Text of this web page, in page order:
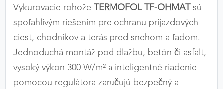
Vykurovacie rohože TERMOFOL TF-OHMATsú
spoľahlivým riešením pre ochranu príjazdových
ciest, chodníkov a terás pred snehom a ľadom.
Jednoduchá montáž pod dlažbu, betón či asfalt,
vysoký výkon 300 W/m² a inteligentné riadenie
pomocou regulátora zaručujú bezpečný a
webovej stránky a bez nich by nebolo možné
zabezpečiť jej plnú funkčnosť.
Nevyhnutné cookies
PREFERENČNÉ COOKIES